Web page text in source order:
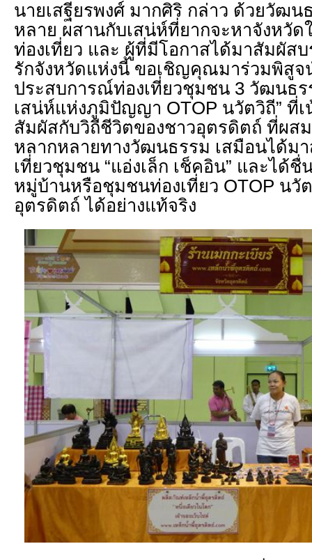
นายเสฐียรพงศ์ มากศิริ กล่าว ด้วยวัฒน
หลาย ผสานกับเสน่ห์ที่ยากจะหาจังหวัด
ท่องเที่ยว และ ผู้ที่มีโอกาสได้มาสัมผัสบ
รักจังหวัดแห่งนี้ ขอเชิญคุณมาร่วมพิสูจ
ประสบการณ์ท่องเที่ยวชุมชน 3 วัฒนธ
เสน่ห์แห่งภูมิปัญญา OTOP นวัตวิถี” ที่
สัมผัสกับวิถีชีวิตของชาวอุตรดิตถ์ ที่ผส
หลากหลายทางวัฒนธรรม เสมือนได้ม
เที่ยวชุมชน “แอ่งเล็ก เช็คอิน” และได้
หมู่บ้านหรือชุมชนท่องเที่ยว OTOP นวั
อุตรดิตถ์ ได้อย่างแท้จริง